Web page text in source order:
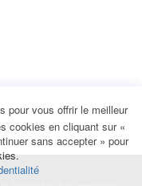
pour vous offrir le meilleur
cookies en cliquant sur «
sans accepter » pour